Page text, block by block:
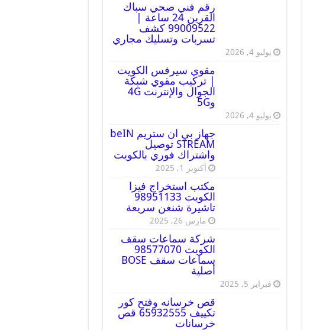
رقم فني صحي سباك
القرين 24 ساعة |
99009522 كشف
تسربات وتسليك مجاري
يوليو 4, 2026
مقوي سيرفس الكويت
| تركيب مقوي شبكة
الجوال والإنترنت 4G
و5G
يوليو 4, 2026
جهاز بي ان ستريم beIN
STREAM توصيل
واشتراك فوري بالكويت
أكتوبر 1, 2025
مكتب استخراج فيزا
الكويت 98951133
تاشيرة شنغن سريعة
مارس 26, 2025
شركة سماعات سقف
الكويت 98577070
سماعات سقف BOSE
أصلية
فبراير 5, 2025
قص خرسانه وفتح كور
تكييف 65932555 قص
خرسانات